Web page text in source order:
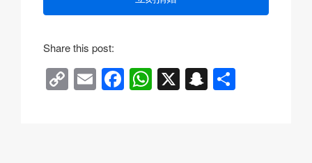
Share this post:
C E F W X S